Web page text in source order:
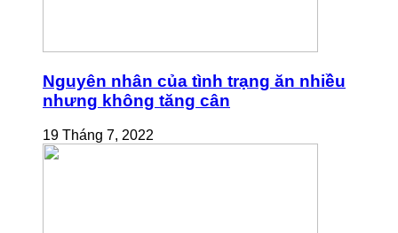
Nguyên nhân của tình trạng ăn nhiều
nhưng không tăng cân
19 Tháng 7, 2022